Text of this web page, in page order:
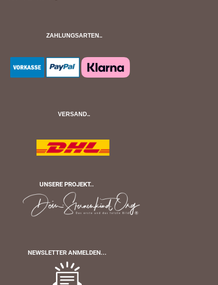
ZAHLUNGSARTEN..
VERSAND..
UNSERE PROJEKT..
NEWSLETTER ANMELDEN...